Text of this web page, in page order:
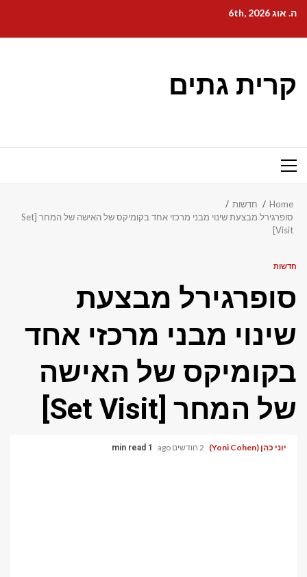
content
ה. אוג 6th, 2026
קרית גתים
Primary
Home
חדשות
סופרגירל מבצעת שינוי מבני מרכזי אחד בקומיקס של האישה של המחר [Set
Visit]
חדשות
סופרגירל מבצעת
שינוי מבני מרכזי אחד
בקומיקס של האישה
של המחר [Set Visit]
יוני כהן (Yoni Cohen) 2 חודשים ago 1 min read